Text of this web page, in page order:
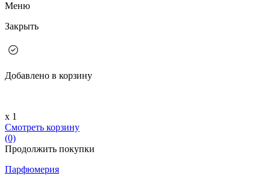
Меню
Закрыть
Добавлено в корзину
х 1
Смотреть корзину
(0)
Продолжить покупки
Парфюмерия